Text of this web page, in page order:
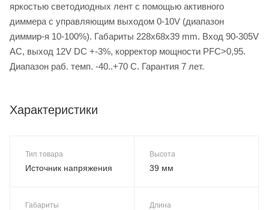
яркостью светодиодных лент с помощью активного
диммера с управляющим выходом 0-10V (диапазон
диммир-я 10-100%). Габариты 228x68x39 mm. Вход 90-305V
AC, выход 12V DC +-3%, корректор мощности PFC>0,95.
Диапазон раб. темп. -40..+70 С. Гарантия 7 лет.
Характеристики
Тип товара
Источник напряжения
Высота
39 мм
Габариты Длина